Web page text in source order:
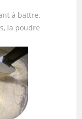
à battre.
la poudre